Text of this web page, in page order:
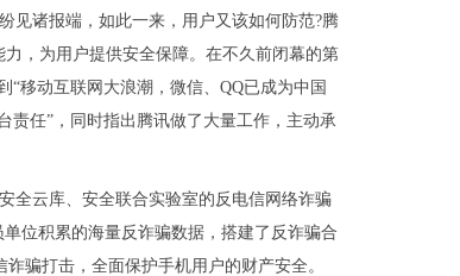
见诸报端，如此一来，用户又该如何防范?腾
，为用户提供安全保障。在不久前闭幕的第
移动互联网大浪潮，微信、QQ已成为中国
责任”，同时指出腾讯做了大量工作，主动承
全云库、安全联合实验室的反电信网络诈骗
位积累的海量反诈骗数据，搭建了反诈骗合
骗打击，全面保护手机用户的财产安全。